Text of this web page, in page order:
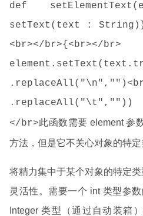
def
setText(text :
<br></br>{<br></br>
.replaceAll("\t",""))
</br>此函数需要 element 参
方法，但是它不关心对象的特定
将精力集中于某个对象的特定
灵活性。需要一个 int 类型参
Integer 类型（通过自动装